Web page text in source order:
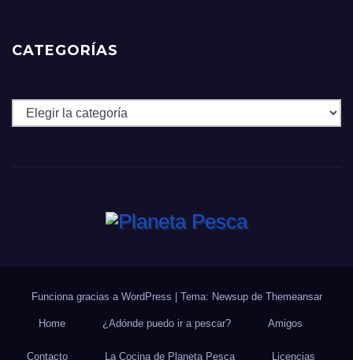
CATEGORÍAS
Categorías
Funciona gracias a WordPress Tema: Newsup de Themeansar
Home ¿Adónde puedo ir a pescar? Amigos
Contacto La Cocina de Planeta Pesca Licencias